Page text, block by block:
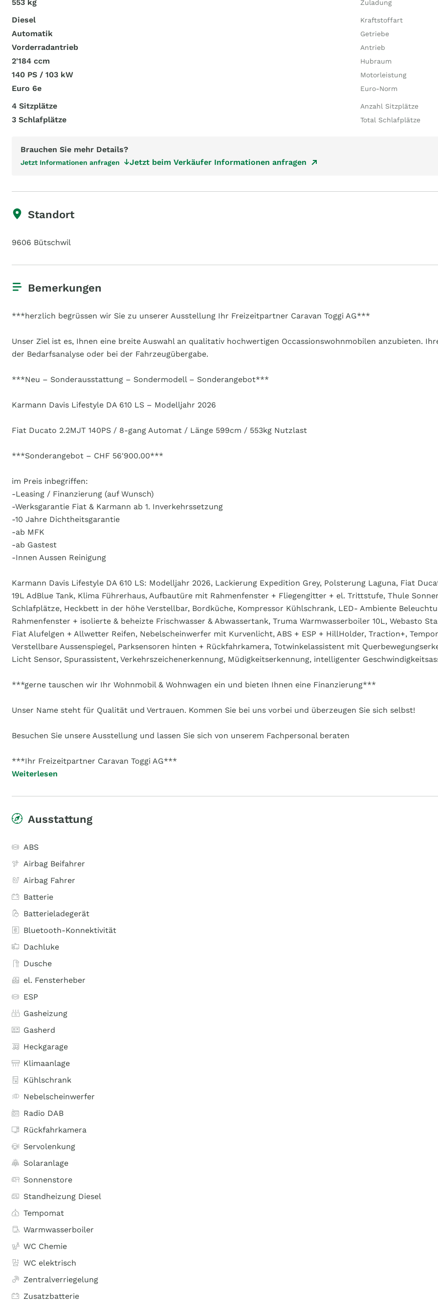
553 kg Zuladung
Diesel Kraftstoffart
Automatik Getriebe
Vorderradantrieb Antrieb
2'184 ccm Hubraum
140 PS / 103 kW Motorleistung
Euro 6e Euro-Norm
4 Sitzplätze Anzahl Sitzplätze
3 Schlafplätze Total Schlafplätze
Brauchen Sie mehr Details?
Jetzt Informationen anfragen Jetzt beim Verkäufer Informationen anfragen
Standort
9606 Bütschwil
Bemerkungen
***herzlich begrüssen wir Sie zu unserer Ausstellung Ihr Freizeitpartner Caravan Toggi AG***
Unser Ziel ist es, Ihnen eine breite Auswahl an qualitativ hochwertigen Occassionswohnmobilen anzubieten.
der Bedarfsanalyse oder bei der Fahrzeugübergabe.
***Neu – Sonderausstattung – Sondermodell – Sonderangebot***
Karmann Davis Lifestyle DA 610 LS – Modelljahr 2026
Fiat Ducato 2.2MJT 140PS / 8-gang Automat / Länge 599cm / 553kg Nutzlast
***Sonderangebot – CHF 56'900.00***
im Preis inbegriffen:
-Leasing / Finanzierung (auf Wunsch)
-Werksgarantie Fiat & Karmann ab 1. Inverkehrssetzung
-10 Jahre Dichtheitsgarantie
-ab MFK
-ab Gastest
-Innen Aussen Reinigung
Karmann Davis Lifestyle DA 610 LS: Modelljahr 2026, Lackierung Expedition Grey, Polsterung Laguna, Fiat
19L AdBlue Tank, Klima Führerhaus, Aufbautüre mit Rahmenfenster + Fliegengitter + el. Trittstufe, Thule
Schlafplätze, Heckbett in der höhe Verstellbar, Bordküche, Kompressor Kühlschrank, LED- Ambiente
Rahmenfenster + isolierte & beheizte Frischwasser & Abwassertank, Truma Warmwasserboiler 10L, Webasto
Fiat Alufelgen + Allwetter Reifen, Nebelscheinwerfer mit Kurvenlicht, ABS + ESP + HillHolder, Traction+,
Verstellbare Aussenspiegel, Parksensoren hinten + Rückfahrkamera, Totwinkelassistent mit
Licht Sensor, Spurassistent, Verkehrszeichenerkennung, Müdigkeitserkennung, intelligenter
***gerne tauschen wir Ihr Wohnmobil & Wohnwagen ein und bieten Ihnen eine Finanzierung***
Unser Name steht für Qualität und Vertrauen. Kommen Sie bei uns vorbei und überzeugen Sie sich selbst!
Besuchen Sie unsere Ausstellung und lassen Sie sich von unserem Fachpersonal beraten
***Ihr Freizeitpartner Caravan Toggi AG***
Weiterlesen
Ausstattung
ABS
Airbag Beifahrer
Airbag Fahrer
Batterie
Batterieladegerät
Bluetooth-Konnektivität
Dachluke
Dusche
el. Fensterheber
ESP
Gasheizung
Gasherd
Heckgarage
Klimaanlage
Kühlschrank
Nebelscheinwerfer
Radio DAB
Rückfahrkamera
Servolenkung
Solaranlage
Sonnenstore
Standheizung Diesel
Tempomat
Warmwasserboiler
WC Chemie
WC elektrisch
Zentralverriegelung
Zusatzbatterie